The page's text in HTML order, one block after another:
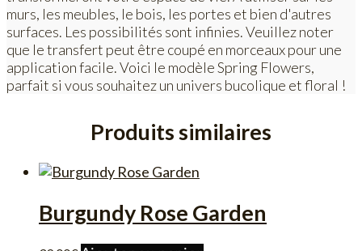
murs, les meubles, le bois, les portes et bien d'autres
surfaces. Les possibilités sont infinies. Veuillez noter
que le transfert peut être coupé en morceaux pour une
application facile. Voici le modèle Spring Flowers,
parfait si vous souhaitez un univers bucolique et floral !
Produits similaires
Burgundy Rose Garden